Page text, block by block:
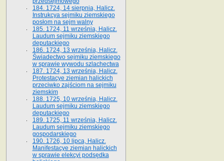
184. 1724, 14 sierpnia, Halicz.
Instrukcya sejmiku ziemskiego
posłom na sejm walny
185. 1724, 11 września, Halicz.
Laudum sejmiku ziemskiego
deputackiego
186. 1724, 13 września, Halicz.
Świadectwo sejmiku ziemskiego
w sprawie wywodu szlachectwa
187. 1724, 13 września, Halicz.
Protestacye ziemian halickich
przeciwko zajściom na sejmiku
ziemskim
188. 1725, 10 września, Halicz.
Laudum sejmiku ziemskiego
deputackiego
189. 1725, 11 września, Halicz.
Laudum sejmiku ziemskiego
gospodarskiego
190. 1726, 10 lipca, Halicz.
Manifestacye ziemian halickich
w sprawie elekcyi podsędka